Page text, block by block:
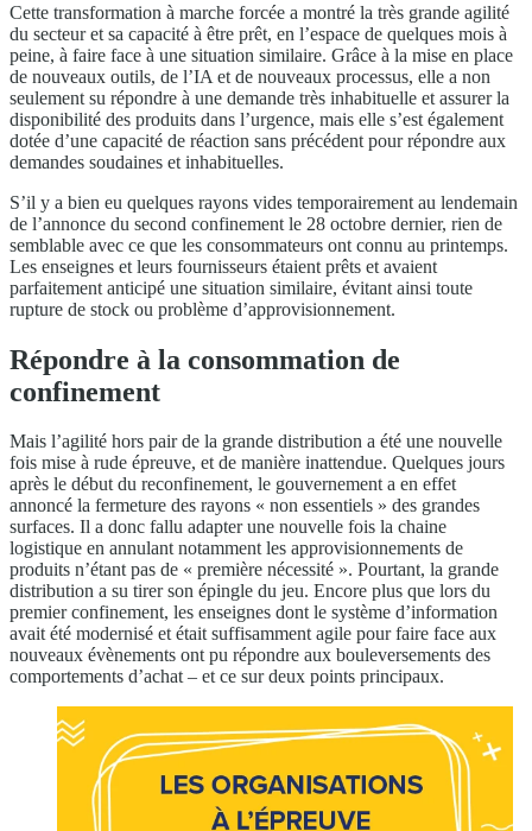
Cette transformation à marche forcée a montré la très grande agilité
du secteur et sa capacité à être prêt, en l’espace de quelques mois à
peine, à faire face à une situation similaire. Grâce à la mise en place
de nouveaux outils, de l’IA et de nouveaux processus, elle a non
seulement su répondre à une demande très inhabituelle et assurer la
disponibilité des produits dans l’urgence, mais elle s’est également
dotée d’une capacité de réaction sans précédent pour répondre aux
demandes soudaines et inhabituelles.
S’il y a bien eu quelques rayons vides temporairement au lendemain
de l’annonce du second confinement le 28 octobre dernier, rien de
semblable avec ce que les consommateurs ont connu au printemps.
Les enseignes et leurs fournisseurs étaient prêts et avaient
parfaitement anticipé une situation similaire, évitant ainsi toute
rupture de stock ou problème d’approvisionnement.
Répondre à la consommation de
confinement
Mais l’agilité hors pair de la grande distribution a été une nouvelle
fois mise à rude épreuve, et de manière inattendue. Quelques jours
après le début du reconfinement, le gouvernement a en effet
annoncé la fermeture des rayons « non essentiels » des grandes
surfaces. Il a donc fallu adapter une nouvelle fois la chaine
logistique en annulant notamment les approvisionnements de
produits n’étant pas de « première nécessité ». Pourtant, la grande
distribution a su tirer son épingle du jeu. Encore plus que lors du
premier confinement, les enseignes dont le système d’information
avait été modernisé et était suffisamment agile pour faire face aux
nouveaux évènements ont pu répondre aux bouleversements des
comportements d’achat – et ce sur deux points principaux.